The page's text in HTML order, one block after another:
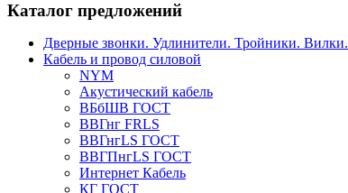
Каталог предложений
Дверные звонки. Удлинители. Тройники. Вилки.
Кабель и провод силовой
NYM
Акустический кабель
ВБбШВ ГОСТ
ВВГнг FRLS
ВВГнгLS ГОСТ
ВВГПнгLS ГОСТ
Интернет Кабель
КГ ГОСТ